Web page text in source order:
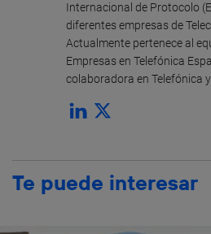
Internacional de Protocolo
diferentes empresas de
Actualmente pertenece al
Empresas en Telefónica
colaboradora en Telefónica y
Te puede interesar